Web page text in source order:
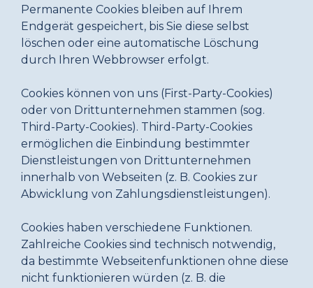
Permanente Cookies bleiben auf Ihrem
Endgerät gespeichert, bis Sie diese selbst
löschen oder eine automatische Löschung
durch Ihren Webbrowser erfolgt.
Cookies können von uns (First-Party-Cookies)
oder von Drittunternehmen stammen (sog.
Third-Party-Cookies). Third-Party-Cookies
ermöglichen die Einbindung bestimmter
Dienstleistungen von Drittunternehmen
innerhalb von Webseiten (z. B. Cookies zur
Abwicklung von Zahlungsdienstleistungen).
Cookies haben verschiedene Funktionen.
Zahlreiche Cookies sind technisch notwendig,
da bestimmte Webseitenfunktionen ohne diese
nicht funktionieren würden (z. B. die